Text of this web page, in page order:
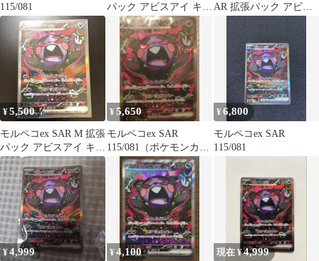
115/081
パック アビスアイ キラ
115/081
AR 拡張パック アビス
¥5,500
モルペコex SAR M 拡張
パック アビスアイ キラ
115/081
¥5,650
モルペコex SAR
115/081（ポケモンカー
ド）
¥6,800
モルペコex SAR
115/081
¥4,999 ¥4,100 現在 ¥4,999